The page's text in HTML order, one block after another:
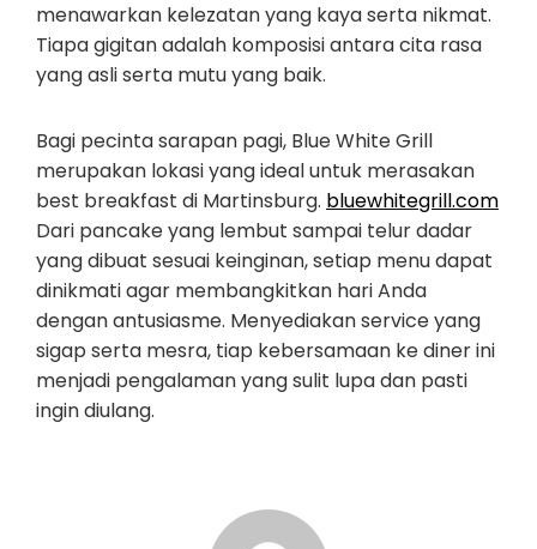
menawarkan kelezatan yang kaya serta nikmat.
Tiapa gigitan adalah komposisi antara cita rasa
yang asli serta mutu yang baik.
Bagi pecinta sarapan pagi, Blue White Grill
merupakan lokasi yang ideal untuk merasakan
best breakfast di Martinsburg. bluewhitegrill.com
Dari pancake yang lembut sampai telur dadar
yang dibuat sesuai keinginan, setiap menu dapat
dinikmati agar membangkitkan hari Anda
dengan antusiasme. Menyediakan service yang
sigap serta mesra, tiap kebersamaan ke diner ini
menjadi pengalaman yang sulit lupa dan pasti
ingin diulang.